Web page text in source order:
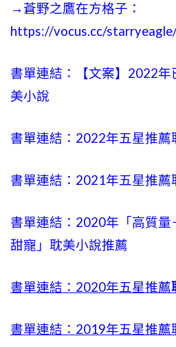
→蒼野之鷹在方格子：
https://vocus.cc/
書單連結：【文案】2022年
美小說
書單連結：2022年五星推薦
書單連結：2021年五星推薦
書單連結：2020年「高質量
甜寵」耽美小說推薦
書單連結：2020年五星推薦
書單連結：2019年五星推薦